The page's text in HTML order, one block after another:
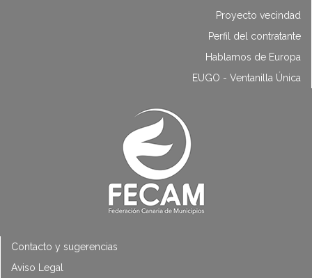
Proyecto vecindad
Perfil del contratante
Hablamos de Europa
EUGO - Ventanilla Única
Contacto y sugerencias
Aviso Legal